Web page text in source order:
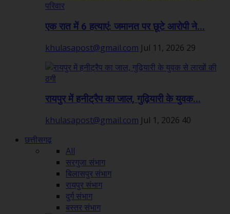
एक रात में 6 हत्याएं: जमानत पर छूटे आरोपी ने...
khulasapost@gmail.com Jul 11, 2026 29
रायपुर में हनीट्रैप का जाल, गुढ़ियारी के युवक...
khulasapost@gmail.com Jul 1, 2026 40
छत्तीसगढ़
All
सरगुजा संभाग
बिलासपुर संभाग
रायपुर संभाग
दुर्ग संभाग
बस्तर संभाग